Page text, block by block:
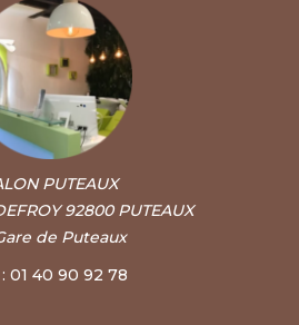
PUTEAUX
92800 PUTEAUX
de Puteaux
01 40 90 92 78